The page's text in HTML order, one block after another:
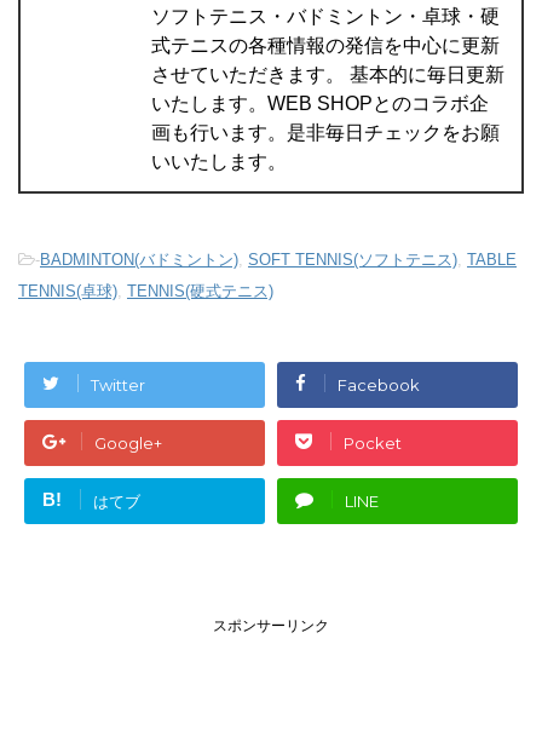
ソフトテニス・バドミントン・卓球・硬
式テニスの各種情報の発信を中心に更新
させていただきます。 基本的に毎日更新
いたします。WEB SHOPとのコラボ企
画も行います。是非毎日チェックをお願
いいたします。
-BADMINTON(バドミントン), SOFT TENNIS(ソフトテニス), TABLE
TENNIS(卓球), TENNIS(硬式テニス)
Twitter Facebook
Google+ Pocket
B! はてブ LINE
スポンサーリンク